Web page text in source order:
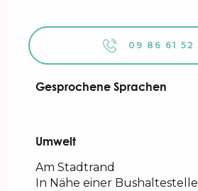
09 86 61 52
Gesprochene Sprachen
Gesprochene Sprachen
Umwelt
Umwelt
Am Stadtrand
In Nähe einer Bushaltestelle